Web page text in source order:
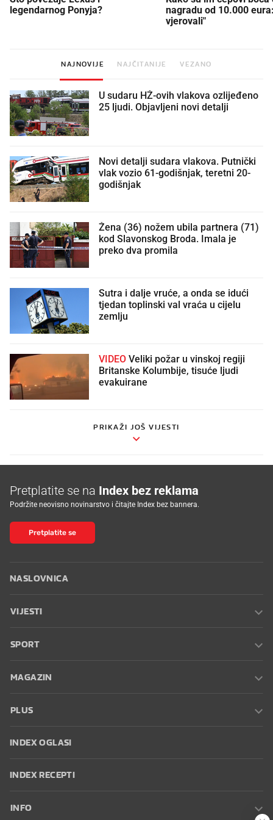
legendarnog Ponyja?
nagradu od 10.000
vjerovali"
NAJNOVIJE NAJČITANIJE VEZANO
U sudaru HŽ-ovih vlakova ozlijeđeno
25 ljudi. Objavljeni novi detalji
Novi detalji sudara vlakova. Putnički
vlak vozio 61-godišnjak, teretni 20-
godišnjak
Žena (36) nožem ubila partnera (71)
kod Slavonskog Broda. Imala je
preko dva promila
Sutra i dalje vruće, a onda se idući
tjedan toplinski val vraća u cijelu
zemlju
VIDEO
Britanske Kolumbije, tisuće ljudi
evakuirane
PRIKAŽI JOŠ VIJESTI
Pretplatite se na Index bez reklama
Podržite neovisno novinarstvo i čitajte Index bez bannera.
Pretplatite se
NASLOVNICA
VIJESTI
SPORT
MAGAZIN
PLUS
INDEX OGLASI
INDEX RECEPTI
INFO